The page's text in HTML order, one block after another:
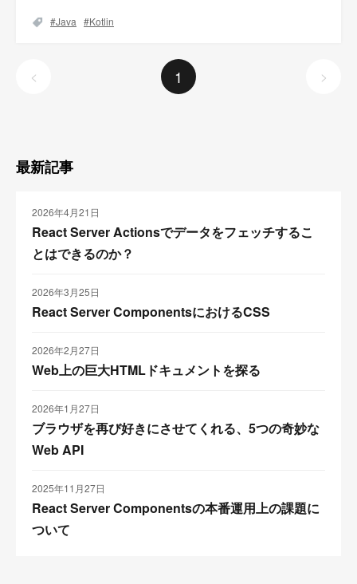
Java Kotlin
< 1 >
最新記事
2026年4月21日
React Server Actionsでデータをフェッチするこ
とはできるのか？
2026年3月25日
React Server ComponentsにおけるCSS
2026年2月27日
Web上の巨大HTMLドキュメントを探る
2026年1月27日
ブラウザを再び好きにさせてくれる、5つの奇妙な
Web API
2025年11月27日
React Server Componentsの本番運用上の課題に
ついて